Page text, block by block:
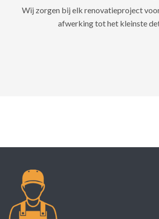
Wij zorgen bij elk renovatieproject
afwerking tot het kleinste